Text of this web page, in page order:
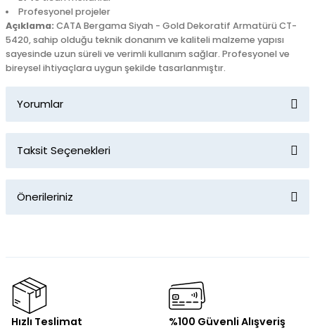
Profesyonel projeler
Açıklama: CATA Bergama Siyah - Gold Dekoratif Armatürü CT-
5420, sahip olduğu teknik donanım ve kaliteli malzeme yapısı
sayesinde uzun süreli ve verimli kullanım sağlar. Profesyonel ve
bireysel ihtiyaçlara uygun şekilde tasarlanmıştır.
Yorumlar
Taksit Seçenekleri
Önerileriniz
kullanarak tarafımıza iletebilirsiniz.
Görüş ve önerileriniz için teşekkür ederiz.
Ürün resmi kalitesiz, bozuk veya görüntülenemiyor.
Hızlı Teslimat %100 Güvenli Alışveriş